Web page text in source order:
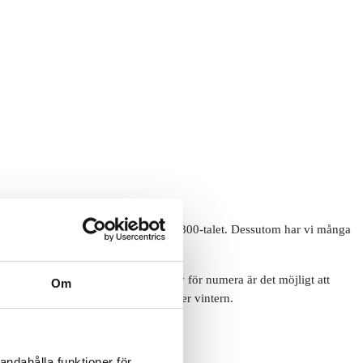
Om
som har varit i tillverkning sedan 1800-talet. Dessutom har vi många
som gjorts kan vålla huvudbry för numera är det möjligt att
smart och smidig förvaring under vintern.